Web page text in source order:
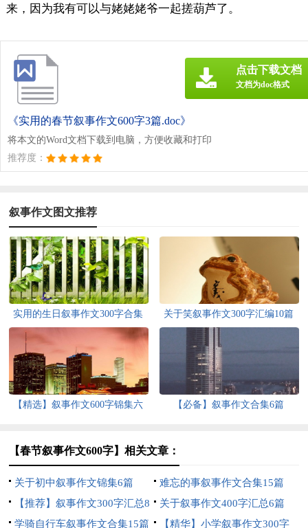
来，因为我有可以与姥姥姥爷一起搓葫芦了。
《实用的春节叙事作文600字3篇.doc》
将本文的Word文档下载到电脑，方便收藏和打印
推荐度：
点击下载文档
文档为doc格式
叙事作文图文推荐
实用的生日叙事作文300字合集
关于笑叙事作文300字汇编10篇
【精选】叙事作文600字锦集六
【必备】叙事作文合集6篇
【春节叙事作文600字】相关文章：
关于初中叙事作文锦集6篇
难忘的事叙事作文合集15篇
【推荐】叙事作文300字汇总8
篇
关于叙事作文400字汇总6篇
学骑自行车叙事作文合集15篇
【精华】小学叙事作文300字